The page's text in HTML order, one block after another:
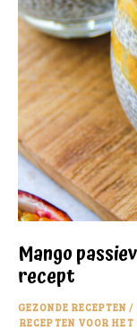
Mango
recept
GEZONDE RECEPTEN /
RECEPTEN VOOR